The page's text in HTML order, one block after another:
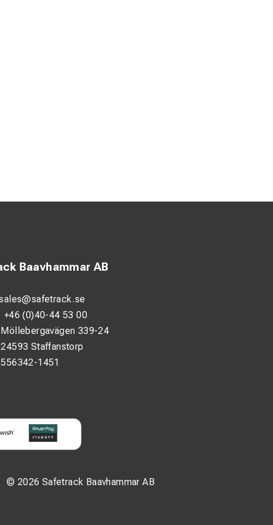
© 2026 Safetrack Baavhammar AB
Baavhammar AB
+46 (0)40-44 53 00
Möllebergavägen 339-24
24593 Staffanstorp
556342-1451